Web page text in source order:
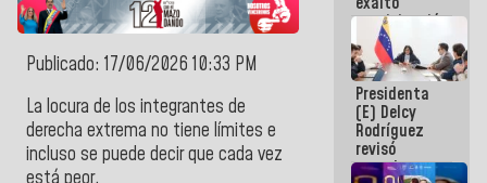
Publicado: 17/06/2026 10:33 PM
La locura de los integrantes de
derecha extrema no tiene límites e
incluso se puede decir que cada vez
participación
de
Venezuela
en Juegos
Centroamericanos
y del Caribe
2026
Presidenta
(E) Delcy
Rodríguez
revisó
agenda